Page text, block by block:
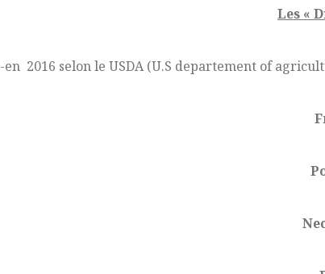
Les «
-en 2016 selon le USDA (U.S departement of